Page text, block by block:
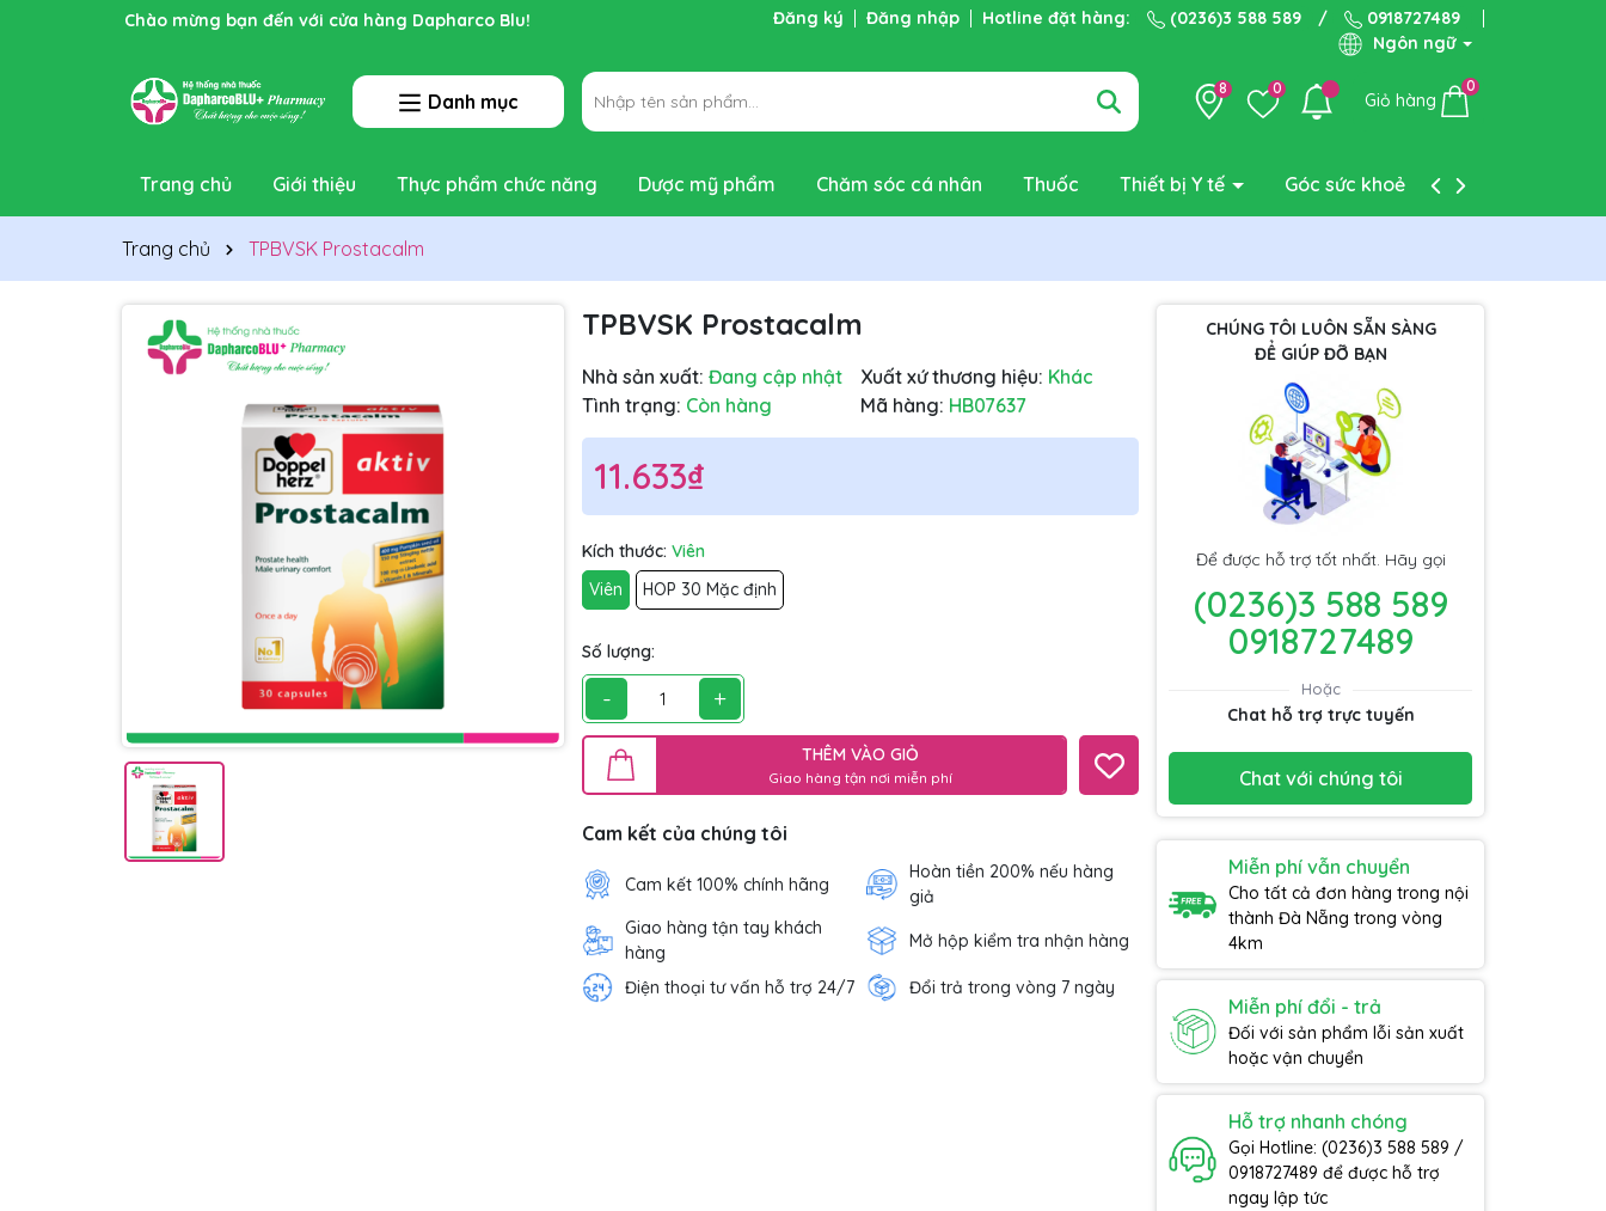
Rất nhiều ưu đãi và chương trình khuyến mãi đang chờ đợi bạn Đăng ký Đăng nhập Hotline đặt hàng: (0236)3 588 589 /
0918727489
Ngôn ngữ
Danh mục
8 0
Giỏ hàng
0
Trang chủ Giới thiệu Thực phẩm chức năng Dược mỹ phẩm Chăm sóc cá nhân Thuốc Thiết bị Y tế Góc sức khoẻ Liên hệ
Trang chủ TPBVSK Prostacalm
TPBVSK Prostacalm
Nhà sản xuất: Đang cập nhật Xuất xứ thương hiệu: Khác
Tình trạng: Còn hàng Mã hàng: HB07637
11.633₫
Kích thước: Viên
Viên
HOP 30 Mặc định
Số lượng:
- +
THÊM VÀO GIỎ
Giao hàng tận nơi miễn phí
Cam kết của chúng tôi
Cam kết 100% chính hãng
Hoàn tiền 200% nếu hàng
giả
Giao hàng tận tay khách
hàng
Mở hộp kiểm tra nhận hàng
Điện thoại tư vấn hỗ trợ 24/7 Đổi trả trong vòng 7 ngày
CHÚNG TÔI LUÔN SẴN SÀNG
ĐỂ GIÚP ĐỠ BẠN
Để được hỗ trợ tốt nhất. Hãy gọi
(0236)3 588 589
0918727489
Hoặc
Chat hỗ trợ trực tuyến
Chat với chúng tôi
Miễn phí vẫn chuyển
Cho tất cả đơn hàng trong nội
thành Đà Nẵng trong vòng
4km
Miễn phí đổi - trả
Đối với sản phẩm lỗi sản xuất
hoặc vận chuyển
Hỗ trợ nhanh chóng
Gọi Hotline: (0236)3 588 589 /
0918727489 để được hỗ trợ
ngay lập tức